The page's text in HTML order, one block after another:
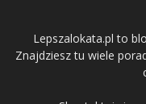
Lepszalokata.pl to
Znajdziesz tu wiele